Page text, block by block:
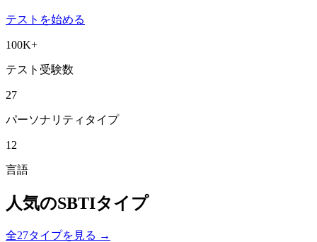
テストを始める
100K+
テスト受験数
27
パーソナリティタイプ
12
言語
人気のSBTIタイプ
全27タイプを見る →